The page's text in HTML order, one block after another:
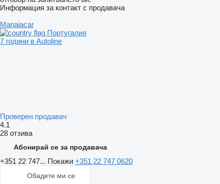
Информация за контакт с продавача
Manaiacar
Португалия
7 години в Autoline
Проверен продавач
4.1
28 отзива
Абонирай се за продавача
+351 22 747... Покажи +351 22 747 0620
Обадете ми се